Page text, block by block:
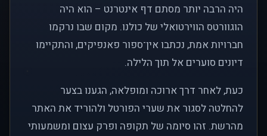
היה הרבה יותר מסתם דף אינטרנט – הוא היה
הוגוורטס הווירטואלי של כולנו. מקום שבו נרקמו
חברויות אמת, נכתבו אין־ספור פאנפיקים, והתקיימו
דיונים סוערים אל תוך הלילה.
כעת, לאחר דרך ארוכה ומופלאה, הגענו בצער
להחלטה לסגור את שערי הפורטל ולהוריד את האתר
מהרשת. זהו סיומה של תקופה ופרק עצום ומשמעותי